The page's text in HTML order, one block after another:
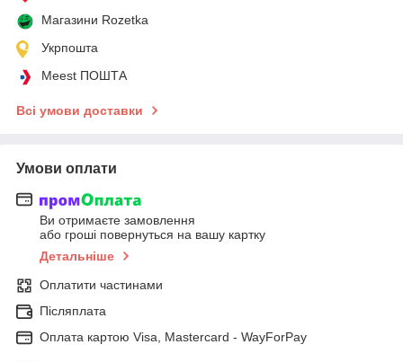
Магазини Rozetka
Укрпошта
Meest ПОШТА
Всі умови доставки
Умови оплати
Ви отримаєте замовлення
або гроші повернуться на вашу картку
Детальніше
Оплатити частинами
Післяплата
Оплата картою Visa, Mastercard - WayForPay